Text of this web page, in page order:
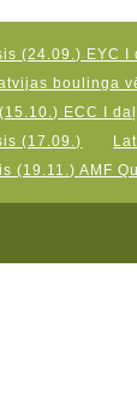
(24.09.) EYC I
boulinga
ECC I
(17.09.)
(19.11.) AMF